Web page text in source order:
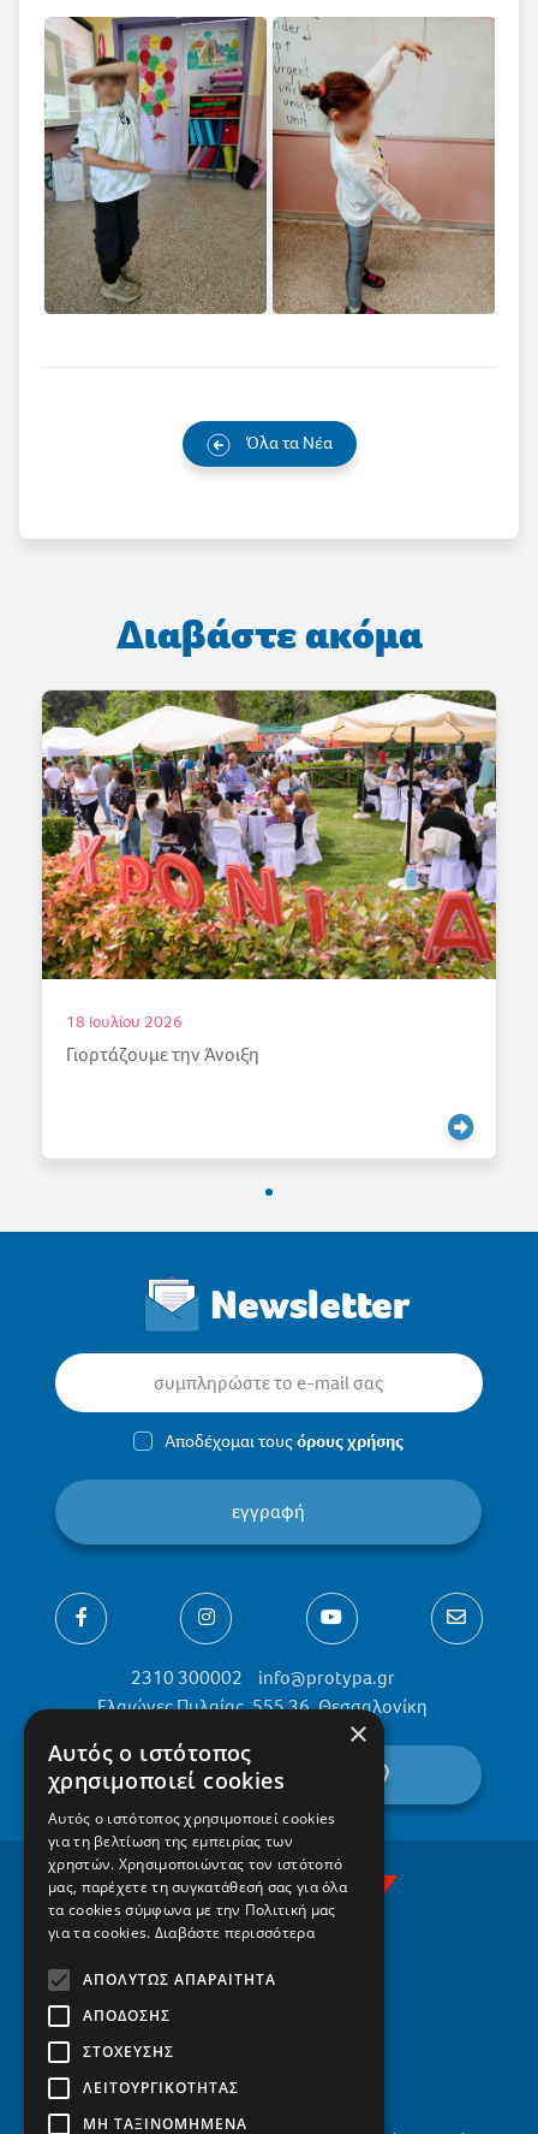
Όλα τα Νέα
Διαβάστε ακόμα
18 Ιουλίου 2026
Γιορτάζουμε την Άνοιξη
Newsletter
Αποδέχομαι τουςόρους χρήσης
εγγραφή
2310 300002
info@protypa.gr
Ελαιώνες Πυλαίας, 555 36, Θεσσαλονίκη
βρείτε μας στον χάρτη
×
Αυτός ο ιστότοπος
χρησιμοποιεί cookies
Αυτός ο ιστότοπος χρησιμοποιεί cookies
για τη βελτίωση της εμπειρίας των
χρηστών. Χρησιμοποιώντας τον ιστότοπό
μας, παρέχετε τη συγκατάθεσή σας για όλα
τα cookies σύμφωνα με την Πολιτική μας
για τα cookies. Διαβάστε περισσότερα
ΑΠΟΛΎΤΩΣ ΑΠΑΡΑΊΤΗΤΑ
ΑΠΌΔΟΣΗΣ
ΣΤΌΧΕΥΣΗΣ
ΛΕΙΤΟΥΡΓΙΚΌΤΗΤΑΣ
ΜΗ ΤΑΞΙΝΟΜΗΜΈΝΑ